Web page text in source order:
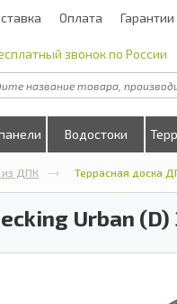
Оплата Гарантии
звонок по России
Водостоки
из ДПК Террасная доска
Urban